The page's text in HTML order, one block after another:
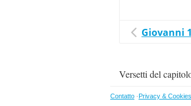
Giovanni
Versetti del
Contatto · Privacy & Cookies